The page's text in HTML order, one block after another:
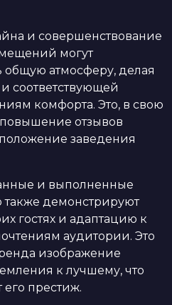
и совершенствование
могут
общую атмосферу, делая
соответствующей
комфорта. Это, в свою
отзывов
заведения
и выполненные
демонстрируют
гостях и адаптацию к
аудитории. Это
изображение
к лучшему, что
престиж.